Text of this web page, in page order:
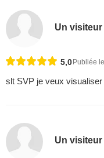
Un visiteur
5,0Publiée
slt SVP je veux
Un visiteur